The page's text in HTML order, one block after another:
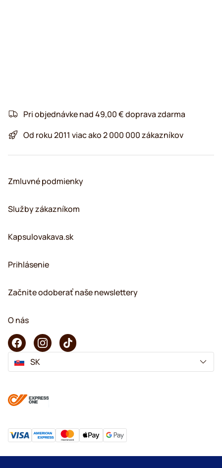
Pri objednávke nad 49,00 € doprava zdarma
Od roku 2011 viac ako 2 000 000 zákazníkov
Zmluvné podmienky
Služby zákazníkom
Kapsulovakava.sk
Prihlásenie
Začnite odoberať naše newslettery
O nás
SK